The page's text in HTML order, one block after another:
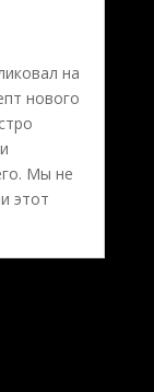
на
нового
Мы не
этот